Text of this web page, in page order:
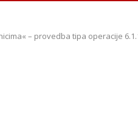
– provedba tipa operacije